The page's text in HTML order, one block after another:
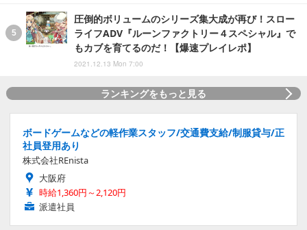
圧倒的ボリュームのシリーズ集大成が再び！スロー
ライフADV『ルーンファクトリー４スペシャル』で
もカブを育てるのだ！【爆速プレイレポ】
2021.12.13 Mon 7:00
ランキングをもっと見る
ボードゲームなどの軽作業スタッフ/交通費支給/制服貸与/正
社員登用あり
株式会社REnista
大阪府
時給1,360円～2,120円
派遣社員